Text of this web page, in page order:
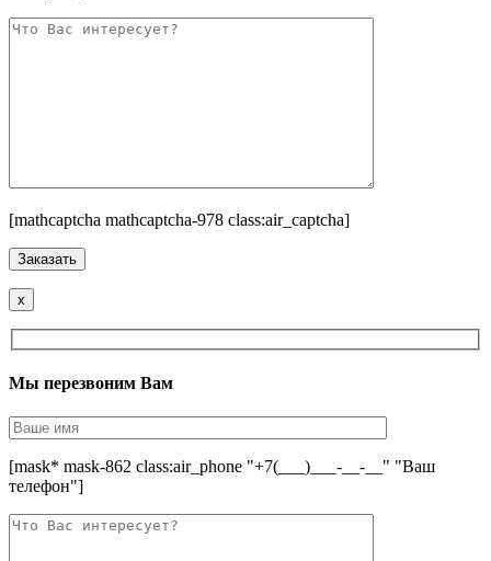
[mathcaptcha mathcaptcha-978 class:air_captcha]
x
Мы перезвоним Вам
[mask* mask-862 class:air_phone "+7(___)___-__-__" "Ваш
телефон"]